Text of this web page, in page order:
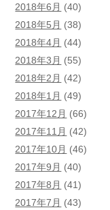
2018年6月 (40)
2018年5月 (38)
2018年4月 (44)
2018年3月 (55)
2018年2月 (42)
2018年1月 (49)
2017年12月 (66)
2017年11月 (42)
2017年10月 (46)
2017年9月 (40)
2017年8月 (41)
2017年7月 (43)